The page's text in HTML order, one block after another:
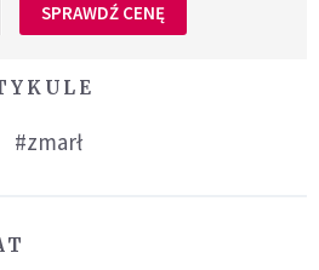
SPRAWDŹ CENĘ
#zmarł